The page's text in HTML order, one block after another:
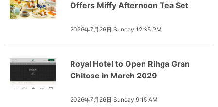
Offers Miffy Afternoon Tea Set
2026年7月26日 Sunday 12:35 PM
Royal Hotel to Open Rihga Gran
Chitose in March 2029
2026年7月26日 Sunday 9:15 AM